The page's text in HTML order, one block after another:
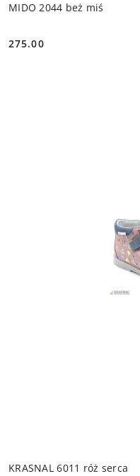
MIDO 2044 beż miś
Cena:
275.00
KRASNAL 6011 róż serca